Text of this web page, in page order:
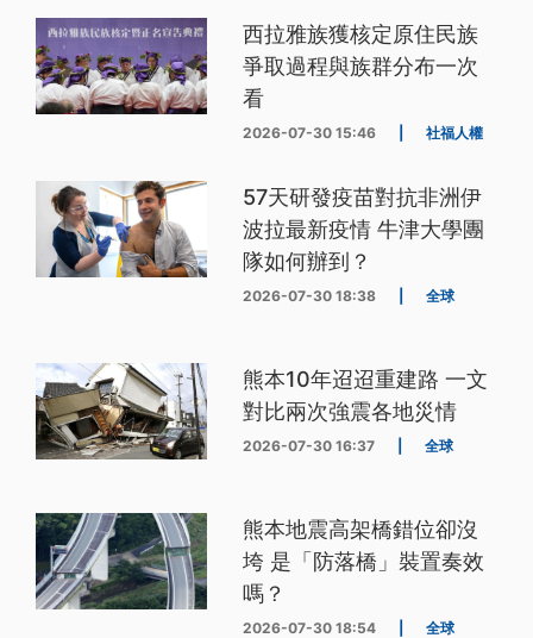
西拉雅族獲核定原住民族
爭取過程與族群分布一次
看
2026-07-30 15:46 社福人權
57天研發疫苗對抗非洲伊
波拉最新疫情 牛津大學團
隊如何辦到？
2026-07-30 18:38 全球
熊本10年迢迢重建路 一文
對比兩次強震各地災情
2026-07-30 16:37 全球
熊本地震高架橋錯位卻沒
垮 是「防落橋」裝置奏效
嗎？
2026-07-30 18:54 全球